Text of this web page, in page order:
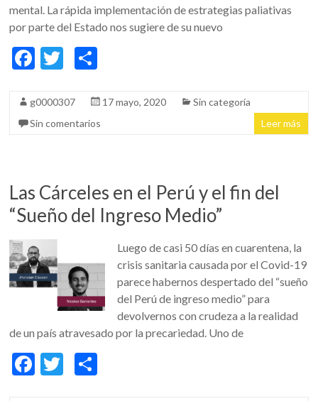
mental. La rápida implementación de estrategias paliativas
por parte del Estado nos sugiere de su nuevo
F
e
b
k
T
itt
er
m
p
r
g0000307 17 mayo, 2020
Sin categoría
Sin comentarios
Leer más
Las Cárceles en el Perú y el fin del
“Sueño del Ingreso Medio”
Luego de casi 50 días en cuarentena, la
crisis sanitaria causada por el Covid-19
parece habernos despertado del “sueño
del Perú de ingreso medio” para
devolvernos con crudeza a la realidad
de un país atravesado por la precariedad. Uno de
F
T